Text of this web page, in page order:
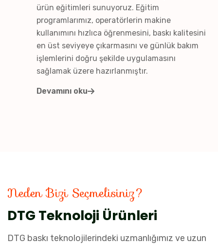
ürün eğitimleri sunuyoruz. Eğitim
programlarımız, operatörlerin makine
kullanımını hızlıca öğrenmesini, baskı kalitesini
en üst seviyeye çıkarmasını ve günlük bakım
işlemlerini doğru şekilde uygulamasını
sağlamak üzere hazırlanmıştır.
Devamını oku
Neden Bizi Seçmelisiniz?
DTG Teknoloji Ürünleri
DTG baskı teknolojilerindeki uzmanlığımız ve uzun